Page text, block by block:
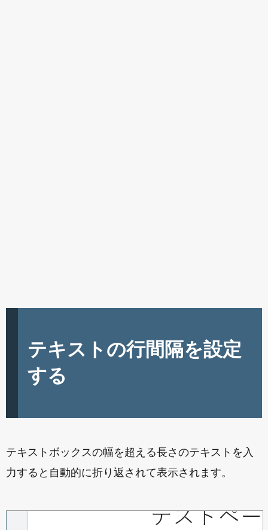
テキストの行間隔を設定
する
テキストボックスの幅を超える長さのテキストを入
力すると自動的に折り返されて表示されます。